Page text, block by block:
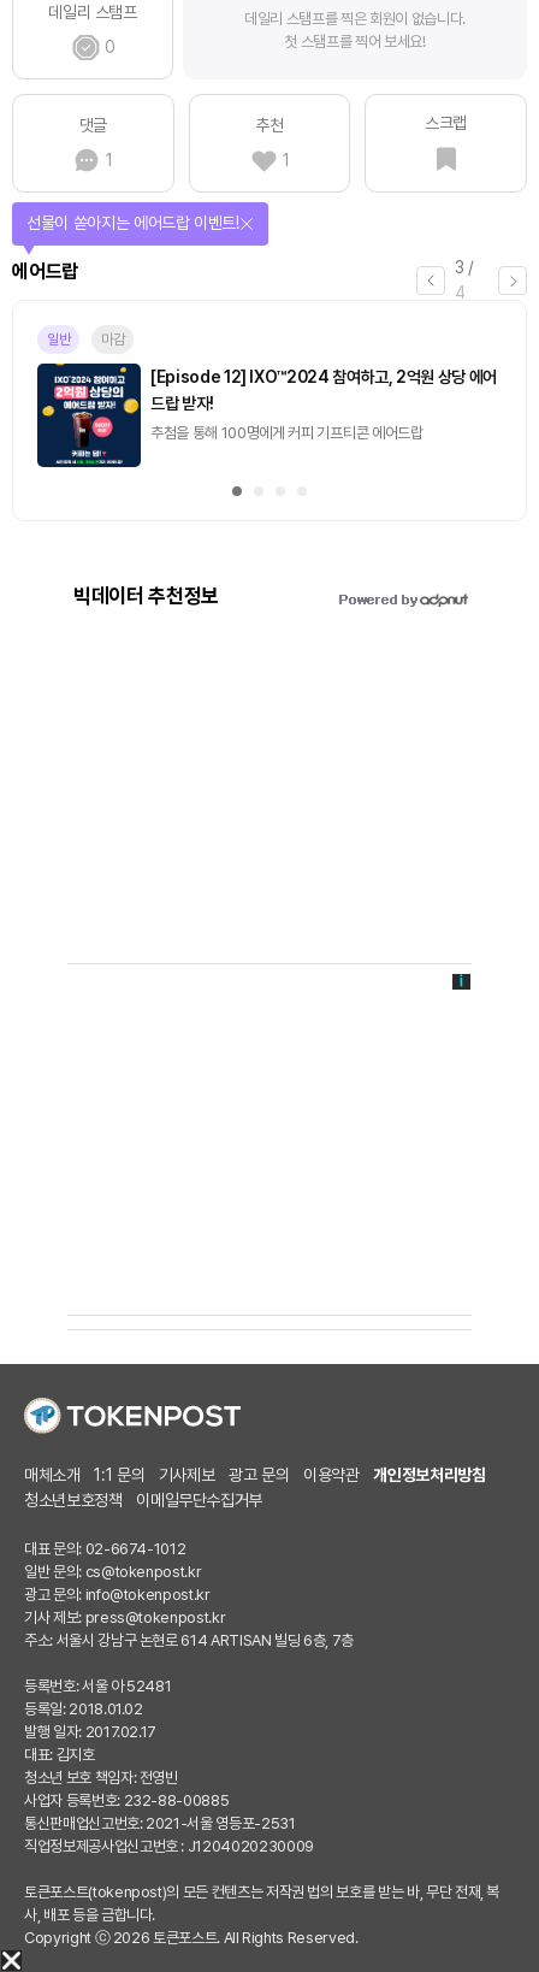
데일리 스탬프
0
데일리 스탬프를 찍은 회원이 없습니다.
첫 스탬프를 찍어 보세요!
댓글
1
추천
1
스크랩
3 /
4
에어드랍
선물이 쏟아지는 에어드랍 이벤트!
일반 마감
[Episode 12] IXO™2024 참여하고, 2억원 상당 에어
드랍 받자!
추첨을 통해 100명에게 커피 기프티콘 에어드랍
빅데이터 추천정보
매체소개 1:1 문의 기사제보 광고 문의 이용약관
개인정보처리방침
청소년보호정책
이메일무단수집거부
대표 문의: 02-6674-1012
일반 문의: cs@tokenpost.kr
광고 문의: info@tokenpost.kr
기사 제보: press@tokenpost.kr
주소: 서울시 강남구 논현로 614 ARTISAN 빌딩 6층, 7층
등록번호: 서울 아 52481
등록일: 2018.01.02
발행 일자: 2017.02.17
대표: 김지호
청소년 보호 책임자: 전영빈
사업자 등록번호: 232-88-00885
통신판매업신고번호: 2021-서울 영등포-2531
직업정보제공사업신고번호 : J1204020230009
토큰포스트(tokenpost)의 모든 컨텐츠는 저작권 법의 보호를 받는 바, 무단 전재, 복
사, 배포 등을 금합니다.
Copyright ⓒ 2026 토큰포스트. All Rights Reserved.